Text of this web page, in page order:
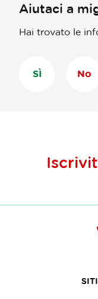
Aiutaci a
Hai trovato le
SÌ No